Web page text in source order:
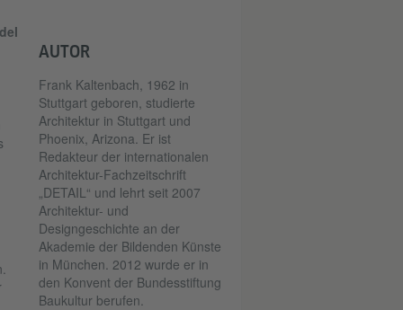
AUTOR
Frank Kaltenbach, 1962 in
Stuttgart geboren, studierte
Architektur in Stuttgart und
Phoenix, Arizona. Er ist
Redakteur der internationalen
Architektur-Fachzeitschrift
„DETAIL“ und lehrt seit 2007
Architektur- und
Designgeschichte an der
Akademie der Bildenden Künste
in München. 2012 wurde er in
den Konvent der Bundesstiftung
Baukultur berufen.